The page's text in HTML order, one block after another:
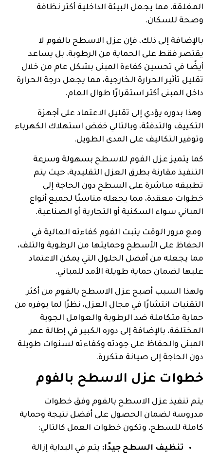
المغلقة، مما يجعل البيئة الداخلية أكثر نظافة
وصحة للسكان.
بالإضافة إلى ذلك، فإن عزل الاسطح بالفوم لا
يقتصر فقط على الحماية من الرطوبة، بل يساعد
أيضًا في تحسين كفاءة المبنى بشكل عام من خلال
تقليل تأثير الحرارة الخارجية، مما يجعل درجة الحرارة
داخل المبنى أكثر استقرارًا طوال العام.
وهذا بدوره يؤدي إلى تقليل الاعتماد على أجهزة
التكييف والتدفئة، وبالتالي خفض استهلاك الكهرباء
وتوفير التكاليف على المدى الطويل.
كما يتميز عزل الفوم للاسطح بسهولة وسرعة
التنفيذ مقارنة بطرق العزل التقليدية، حيث يتم
تطبيقه مباشرة على السطح دون الحاجة إلى
خطوات معقدة، مما يجعله مناسبًا لجميع أنواع
المباني سواء السكنية أو التجارية أو الصناعية.
ومع مرور الوقت يثبت الفوم كفاءته العالية في
الحفاظ على الأسطح وحمايتها من الرطوبة والتلف،
مما يجعله من أفضل الحلول التي يمكن الاعتماد
عليها لضمان حماية طويلة الأمد للمباني.
ولهذا السبب أصبح عزل الاسطح بالفوم من أكثر
التقنيات انتشارًا في مجال العزل، نظرًا لما يوفره من
حماية متكاملة ضد الرطوبة والعوامل الجوية
المختلفة، بالإضافة إلى دوره الكبير في إطالة عمر
المبنى والحفاظ على جودته وكفاءته لسنوات طويلة
دون الحاجة إلى صيانة متكررة.
خطوات عزل الاسطح بالفوم
يتم تنفيذ عزل الاسطح بالفوم وفق خطوات
مدروسة لضمان الحصول على أفضل نتيجة وحماية
كاملة للسطح، وتكون خطوات العمل كالتالي:
تنظيف السطح جيدًا: يتم في البداية إزالة